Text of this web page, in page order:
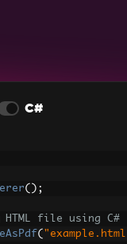
C#
();
file using C#
(